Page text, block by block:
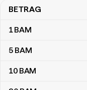
Umrechnungstabelle
BETRAG
1BAM
5 BAM
10 BAM